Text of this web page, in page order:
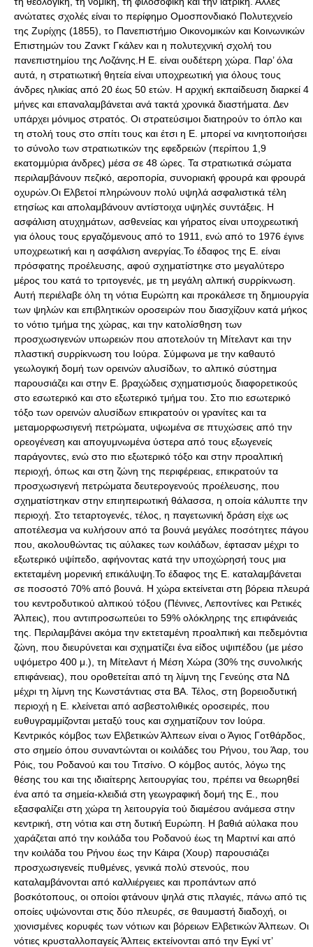
ανώτατες σχολές είναι το περίφημο Ομοσπονδιακό Πολυτεχνείο
της Ζυρίχης (1855), το Πανεπιστήμιο Οικονομικών και Κοινωνικών
Επιστημών του Ζανκτ Γκάλεν και η πολυτεχνική σχολή του
πανεπιστημίου της Λοζάνης.Η Ε. είναι ουδέτερη χώρα. Παρ’ όλα
αυτά, η στρατιωτική θητεία είναι υποχρεωτική για όλους τους
άνδρες ηλικίας από 20 έως 50 ετών. Η αρχική εκπαίδευση διαρκεί 4
μήνες και επαναλαμβάνεται ανά τακτά χρονικά διαστήματα. Δεν
υπάρχει μόνιμος στρατός. Οι στρατεύσιμοι διατηρούν το όπλο και
τη στολή τους στο σπίτι τους και έτσι η Ε. μπορεί να κινητοποιήσει
το σύνολο των στρατιωτικών της εφεδρειών (περίπου 1,9
εκατομμύρια άνδρες) μέσα σε 48 ώρες. Τα στρατιωτικά σώματα
περιλαμβάνουν πεζικό, αεροπορία, συνοριακή φρουρά και φρουρά
οχυρών.Οι Ελβετοί πληρώνουν πολύ υψηλά ασφαλιστικά τέλη
ετησίως και απολαμβάνουν αντίστοιχα υψηλές συντάξεις. Η
ασφάλιση ατυχημάτων, ασθενείας και γήρατος είναι υποχρεωτική
για όλους τους εργαζόμενους από το 1911, ενώ από το 1976 έγινε
υποχρεωτική και η ασφάλιση ανεργίας.Το έδαφος της Ε. είναι
πρόσφατης προέλευσης, αφού σχηματίστηκε στο μεγαλύτερο
μέρος του κατά το τριτογενές, με τη μεγάλη αλπική συρρίκνωση.
Αυτή περιέλαβε όλη τη νότια Ευρώπη και προκάλεσε τη δημιουργία
των ψηλών και επιβλητικών οροσειρών που διασχίζουν κατά μήκος
το νότιο τμήμα της χώρας, και την κατολίσθηση των
προσχωσιγενών υπωρειών που αποτελούν τη Μίτελαντ και την
πλαστική συρρίκνωση του Ιούρα. Σύμφωνα με την καθαυτό
γεωλογική δομή των ορεινών αλυσίδων, το αλπικό σύστημα
παρουσιάζει και στην Ε. βραχώδεις σχηματισμούς διαφορετικούς
στο εσωτερικό και στο εξωτερικό τμήμα του. Στο πιο εσωτερικό
τόξο των ορεινών αλυσίδων επικρατούν οι γρανίτες και τα
μεταμορφωσιγενή πετρώματα, υψωμένα σε πτυχώσεις από την
ορεογένεση και απογυμνωμένα ύστερα από τους εξωγενείς
παράγοντες, ενώ στο πιο εξωτερικό τόξο και στην προαλπική
περιοχή, όπως και στη ζώνη της περιφέρειας, επικρατούν τα
προσχωσιγενή πετρώματα δευτερογενούς προέλευσης, που
σχηματίστηκαν στην επιηπειρωτική θάλασσα, η οποία κάλυπτε την
περιοχή. Στο τεταρτογενές, τέλος, η παγετωνική δράση είχε ως
αποτέλεσμα να κυλήσουν από τα βουνά μεγάλες ποσότητες πάγου
που, ακολουθώντας τις αύλακες των κοιλάδων, έφτασαν μέχρι το
εξωτερικό υψίπεδο, αφήνοντας κατά την υποχώρησή τους μια
εκτεταμένη μορενική επικάλυψη.Το έδαφος της Ε. καταλαμβάνεται
σε ποσοστό 70% από βουνά. Η χώρα εκτείνεται στη βόρεια πλευρά
του κεντροδυτικού αλπικού τόξου (Πένινες, Λεποντίνες και Ρετικές
Άλπεις), που αντιπροσωπεύει το 59% ολόκληρης της επιφάνειάς
της. Περιλαμβάνει ακόμα την εκτεταμένη προαλπική και πεδεμόντια
ζώνη, που διευρύνεται και σχηματίζει ένα είδος υψιπέδου (με μέσο
υψόμετρο 400 μ.), τη Μίτελαντ ή Μέση Χώρα (30% της συνολικής
επιφάνειας), που οροθετείται από τη λίμνη της Γενεύης στα ΝΔ
μέχρι τη λίμνη της Κωνστάντιας στα ΒΑ. Τέλος, στη βορειοδυτική
περιοχή η Ε. κλείνεται από ασβεστολιθικές οροσειρές, που
ευθυγραμμίζονται μεταξύ τους και σχηματίζουν τον Ιούρα.
Κεντρικός κόμβος των Ελβετικών Άλπεων είναι ο Άγιος Γοτθάρδος,
στο σημείο όπου συναντώνται οι κοιλάδες του Ρήνου, του Άαρ, του
Ρόις, του Ροδανού και του Τιτσίνο. Ο κόμβος αυτός, λόγω της
θέσης του και της ιδιαίτερης λειτουργίας του, πρέπει να θεωρηθεί
ένα από τα σημεία-κλειδιά στη γεωγραφική δομή της Ε., που
εξασφαλίζει στη χώρα τη λειτουργία τού διαμέσου ανάμεσα στην
κεντρική, στη νότια και στη δυτική Ευρώπη. Η βαθιά αύλακα που
χαράζεται από την κοιλάδα του Ροδανού έως τη Μαρτινί και από
την κοιλάδα του Ρήνου έως την Κάιρα (Χουρ) παρουσιάζει
προσχωσιγενείς πυθμένες, γενικά πολύ στενούς, που
καταλαμβάνονται από καλλιέργειες και προπάντων από
βοσκότοπους, οι οποίοι φτάνουν ψηλά στις πλαγιές, πάνω από τις
οποίες υψώνονται στις δύο πλευρές, σε θαυμαστή διαδοχή, οι
χιονισμένες κορυφές των νότιων και βόρειων Ελβετικών Άλπεων. Οι
νότιες κρυσταλλοπαγείς Άλπεις εκτείνονται από την Εγκί ντ’